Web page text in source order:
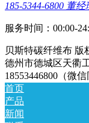
185-5344-6800 董经
服务时间：00:00-
贝斯特碳纤维布 版
德州市德城区天衢
18553446800（微信
首页
产品
新闻